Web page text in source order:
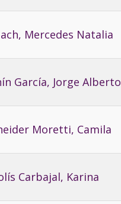
Mercedes Natalia
García, Jorge Alberto
Moretti, Camila
Carbajal, Karina